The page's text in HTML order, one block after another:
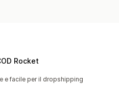
Rocket
e facile per il dropshipping